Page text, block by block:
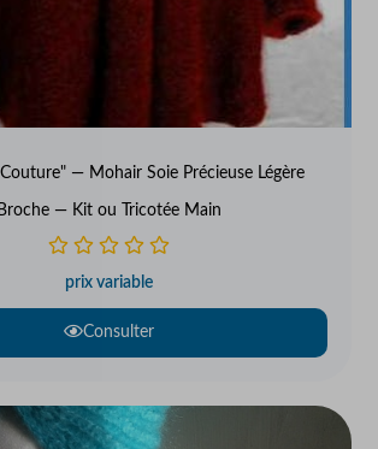
— Mohair Soie Précieuse Légère
Broche — Kit ou Tricotée Main
prix variable
Consulter